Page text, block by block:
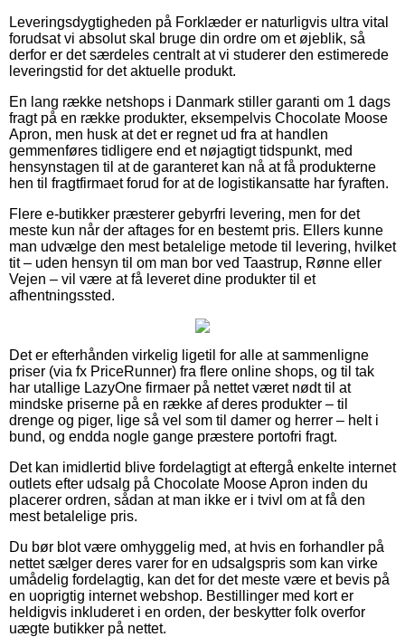
Leveringsdygtigheden på Forklæder er naturligvis ultra vital
forudsat vi absolut skal bruge din ordre om et øjeblik, så
derfor er det særdeles centralt at vi studerer den estimerede
leveringstid for det aktuelle produkt.
En lang række netshops i Danmark stiller garanti om 1 dags
fragt på en række produkter, eksempelvis Chocolate Moose
Apron, men husk at det er regnet ud fra at handlen
gemmenføres tidligere end et nøjagtigt tidspunkt, med
hensynstagen til at de garanteret kan nå at få produkterne
hen til fragtfirmaet forud for at de logistikansatte har fyraften.
Flere e-butikker præsterer gebyrfri levering, men for det
meste kun når der aftages for en bestemt pris. Ellers kunne
man udvælge den mest betalelige metode til levering, hvilket
tit – uden hensyn til om man bor ved Taastrup, Rønne eller
Vejen – vil være at få leveret dine produkter til et
afhentningssted.
Det er efterhånden virkelig ligetil for alle at sammenligne
priser (via fx PriceRunner) fra flere online shops, og til tak
har utallige LazyOne firmaer på nettet været nødt til at
mindske priserne på en række af deres produkter – til
drenge og piger, lige så vel som til damer og herrer – helt i
bund, og endda nogle gange præstere portofri fragt.
Det kan imidlertid blive fordelagtigt at eftergå enkelte internet
outlets efter udsalg på Chocolate Moose Apron inden du
placerer ordren, sådan at man ikke er i tvivl om at få den
mest betalelige pris.
Du bør blot være omhyggelig med, at hvis en forhandler på
nettet sælger deres varer for en udsalgspris som kan virke
umådelig fordelagtig, kan det for det meste være et bevis på
en uoprigtig internet webshop. Bestillinger med kort er
heldigvis inkluderet i en orden, der beskytter folk overfor
uægte butikker på nettet.